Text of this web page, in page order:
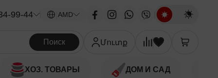
99-44 AMD
Поиск Մուտք
ХОЗ. ТОВАРЫ ДОМ И САД